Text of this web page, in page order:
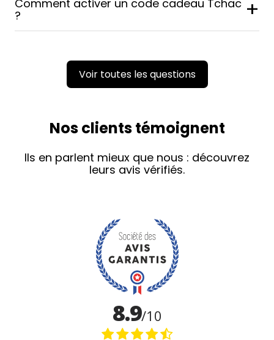
Comment activer un code cadeau Tchac
?
+
Voir toutes les questions
Nos clients témoignent
Ils en parlent mieux que nous : découvrez
leurs avis vérifiés.